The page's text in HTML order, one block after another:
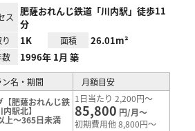
ス
肥薩おれんじ鉄道「川内駅」徒歩11
分
1K 面積 26.01m²
1996年 1月 築
ン名・期間
月額目安
【肥薩おれんじ鉄
駅北】
上～365日未満
1日当たり 2,200円～
85,800 円/月～
初期費用他 8,800円～